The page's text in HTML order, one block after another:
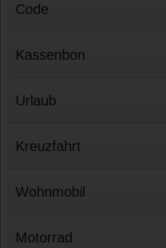
Code
Kassenbon
Urlaub
Kreuzfahrt
Wohnmobil
Motorrad